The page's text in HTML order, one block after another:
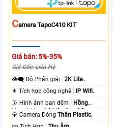
CAmera TapoC410 KIT
Giá bán: 5%-35%
Giá Gốc: Liên Hệ
👁️‍🗨 Độ Phân giải :2K Lite .
⚜️ Tích hợp công nghệ : IP Wifi.
🌛 Hình ảnh ban đêm : Hồng
Ngoại 10m Có Màu Ban Ðêm.
💎 Camera DòngThân Plastic.